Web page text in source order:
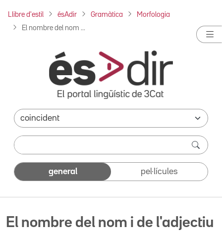
Llibre d'estil ésAdir Gramàtica Morfologia
El nombre del nom ...
general pel·lícules
El nombre del nom i de l'adjectiu